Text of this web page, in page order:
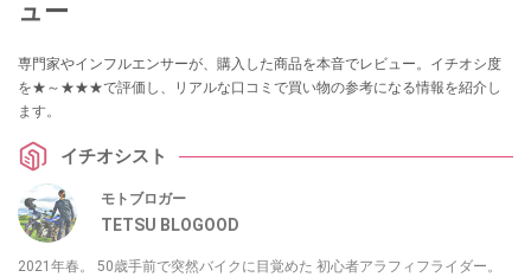
ュー
専門家やインフルエンサーが、購入した商品を本音でレビュー。イチオシ度
を★～★★★で評価し、リアルな口コミで買い物の参考になる情報を紹介し
ます。
イチオシスト
モトブロガー
TETSU BLOGOOD
2021年春。 50歳手前で突然バイクに目覚めた 初心者アラフィフライダー。